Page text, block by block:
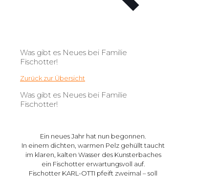
Was gibt es Neues bei Familie
Fischotter!
Zurück zur Übersicht
Was gibt es Neues bei Familie
Fischotter!
Ein neues Jahr hat nun begonnen.
In einem dichten, warmen Pelz gehüllt taucht
im klaren, kalten Wasser des Kunsterbaches
ein Fischotter erwartungsvoll auf.
Fischotter KARL-OTTI pfeift zweimal – soll